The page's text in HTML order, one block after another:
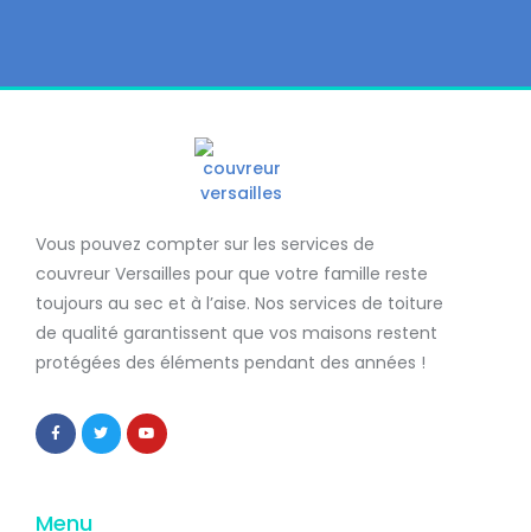
Vous pouvez compter sur les services de
couvreur Versailles pour que votre famille reste
toujours au sec et à l’aise. Nos services de toiture
de qualité garantissent que vos maisons restent
protégées des éléments pendant des années !
Menu